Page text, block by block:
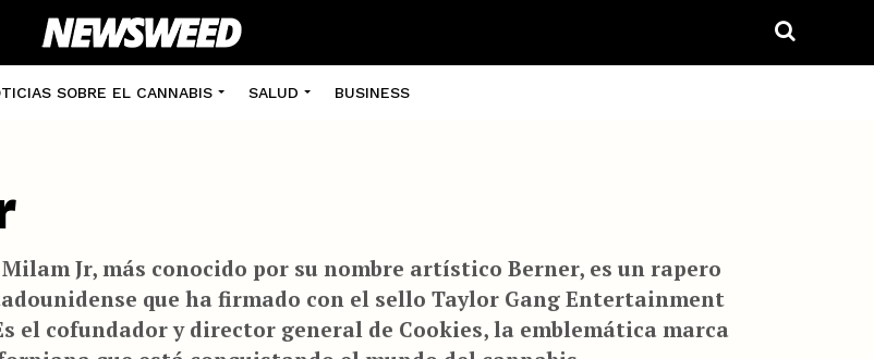
SOBRE EL CANNABIS SALUD BUSINESS
Jr, más conocido por su nombre artístico Berner, es un rapero
que ha firmado con el sello Taylor Gang Entertainment
el cofundador y director general de Cookies, la emblemática marca